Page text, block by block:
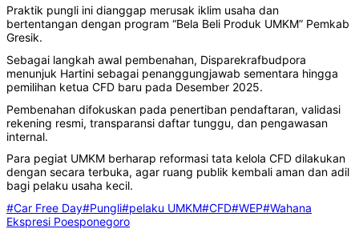
Praktik pungli ini dianggap merusak iklim usaha dan
bertentangan dengan program “Bela Beli Produk UMKM” Pemkab
Gresik.
Sebagai langkah awal pembenahan, Disparekrafbudpora
menunjuk Hartini sebagai penanggungjawab sementara hingga
pemilihan ketua CFD baru pada Desember 2025.
Pembenahan difokuskan pada penertiban pendaftaran, validasi
rekening resmi, transparansi daftar tunggu, dan pengawasan
internal.
Para pegiat UMKM berharap reformasi tata kelola CFD dilakukan
dengan secara terbuka, agar ruang publik kembali aman dan adil
bagi pelaku usaha kecil.
#Car Free Day#Pungli#pelaku UMKM#CFD#WEP#Wahana
Ekspresi Poesponegoro